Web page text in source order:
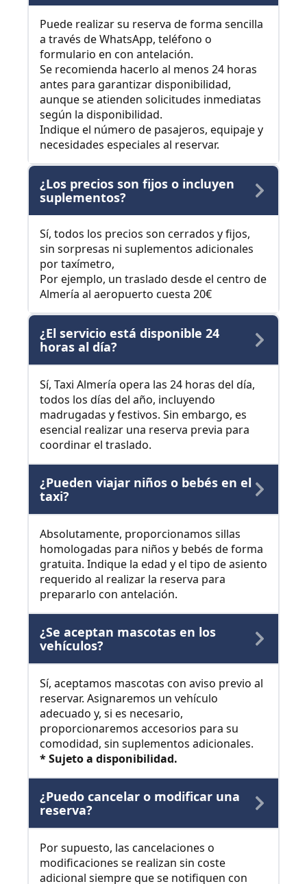
Puede realizar su reserva de forma sencilla
a través de WhatsApp, teléfono o
formulario en con antelación.
Se recomienda hacerlo al menos 24 horas
antes para garantizar disponibilidad,
aunque se atienden solicitudes inmediatas
según la disponibilidad.
Indique el número de pasajeros, equipaje y
necesidades especiales al reservar.
¿Los precios son fijos o incluyen
suplementos?
Sí, todos los precios son cerrados y fijos,
sin sorpresas ni suplementos adicionales
por taxímetro,
Por ejemplo, un traslado desde el centro de
Almería al aeropuerto cuesta 20€
¿El servicio está disponible 24
horas al día?
Sí, Taxi Almería opera las 24 horas del día,
todos los días del año, incluyendo
madrugadas y festivos. Sin embargo, es
esencial realizar una reserva previa para
coordinar el traslado.
¿Pueden viajar niños o bebés en el
taxi?
Absolutamente, proporcionamos sillas
homologadas para niños y bebés de forma
gratuita. Indique la edad y el tipo de asiento
requerido al realizar la reserva para
prepararlo con antelación.
¿Se aceptan mascotas en los
vehículos?
Sí, aceptamos mascotas con aviso previo al
reservar. Asignaremos un vehículo
adecuado y, si es necesario,
proporcionaremos accesorios para su
comodidad, sin suplementos adicionales.
* Sujeto a disponibilidad.
¿Puedo cancelar o modificar una
reserva?
Por supuesto, las cancelaciones o
modificaciones se realizan sin coste
adicional siempre que se notifiquen con